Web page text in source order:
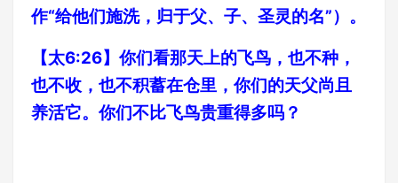
作“给他们施洗，归于父、子、圣灵的名”）。
【太6:26】你们看那天上的飞鸟，也不种，
也不收，也不积蓄在仓里，你们的天父尚且
养活它。你们不比飞鸟贵重得多吗？